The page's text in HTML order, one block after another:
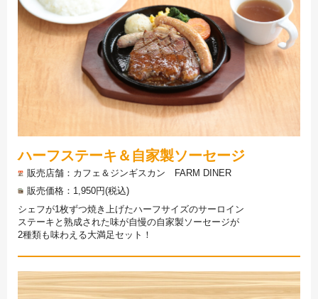
ハーフステーキ＆自家製ソーセージ
販売店舗
カフェ＆ジンギスカン FARM DINER
販売価格
1,950円(税込)
シェフが1枚ずつ焼き上げたハーフサイズのサーロイン
ステーキと熟成された味が自慢の自家製ソーセージが
2種類も味わえる大満足セット！